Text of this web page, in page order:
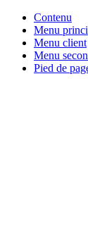
Contenu
Menu
Menu client
Menu
Pied de